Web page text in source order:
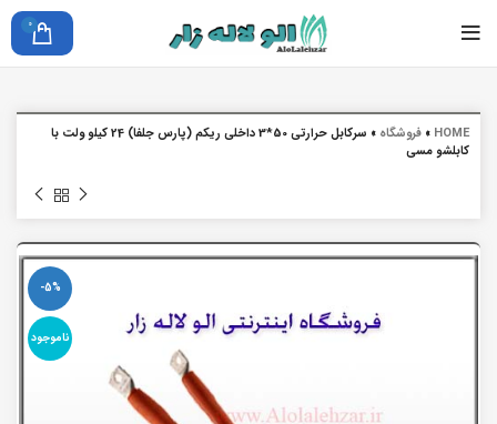
0
HOME
» فروشگاه »
سرکابل حرارتی 50*3 داخلی ریکم (پارس جلفا) 24 کیلو ولت با
کابلشو مسی
-5%
ناموجود